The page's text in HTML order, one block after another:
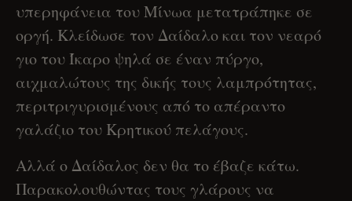
υπερηφάνεια του Μίνωα μετατράπηκε σε
οργή. Κλείδωσε τον Δαίδαλο και τον νεαρό
γιο του Ίκαρο ψηλά σε έναν πύργο,
αιχμαλώτους της δικής τους λαμπρότητας,
περιτριγυρισμένους από το απέραντο
γαλάζιο του Κρητικού πελάγους.
Αλλά ο Δαίδαλος δεν θα το έβαζε κάτω.
Παρακολουθώντας τους γλάρους να